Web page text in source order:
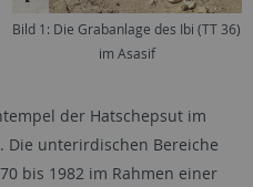
Bild 1: Die Grabanlage des Ibi (TT 36)
im Asasif
der Hatschepsut im
Die unterirdischen Bereiche
bis 1982 im Rahmen einer